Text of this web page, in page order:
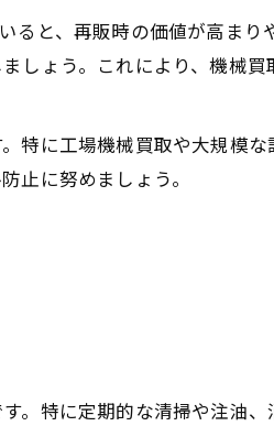
ると、再販時の価値が高まり
しょう。これにより、機械
特に工場機械買取や大規模
止に努めましょう。
。特に定期的な清掃や注油